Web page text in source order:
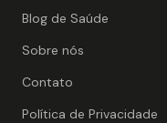
Blog de Saúde
Sobre nós
Contato
Política de Privacidade